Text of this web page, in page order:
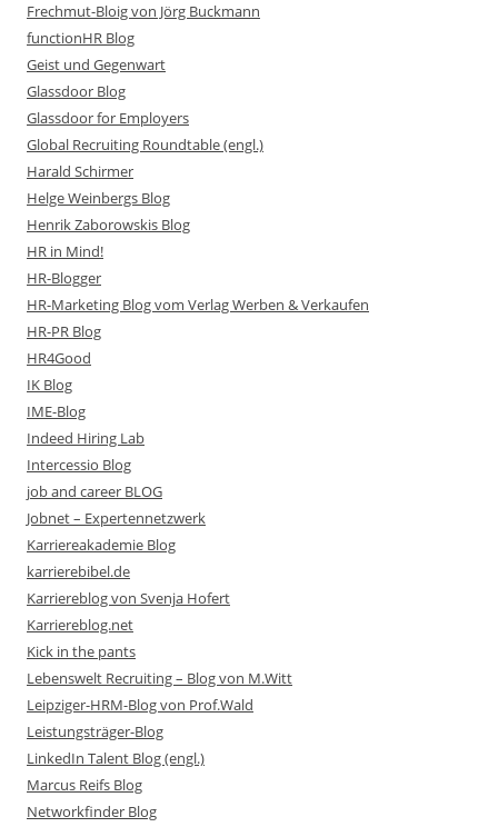
Frechmut-Bloig von Jörg Buckmann
functionHR Blog
Geist und Gegenwart
Glassdoor Blog
Glassdoor for Employers
Global Recruiting Roundtable (engl.)
Harald Schirmer
Helge Weinbergs Blog
Henrik Zaborowskis Blog
HR in Mind!
HR-Blogger
HR-Marketing Blog vom Verlag Werben & Verkaufen
HR-PR Blog
HR4Good
IK Blog
IME-Blog
Indeed Hiring Lab
Intercessio Blog
job and career BLOG
Jobnet – Expertennetzwerk
Karriereakademie Blog
karrierebibel.de
Karriereblog von Svenja Hofert
Karriereblog.net
Kick in the pants
Lebenswelt Recruiting – Blog von M.Witt
Leipziger-HRM-Blog von Prof.Wald
Leistungsträger-Blog
LinkedIn Talent Blog (engl.)
Marcus Reifs Blog
Networkfinder Blog